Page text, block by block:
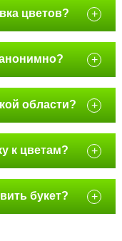
цветов? +
+
области? +
к цветам? +
букет? +